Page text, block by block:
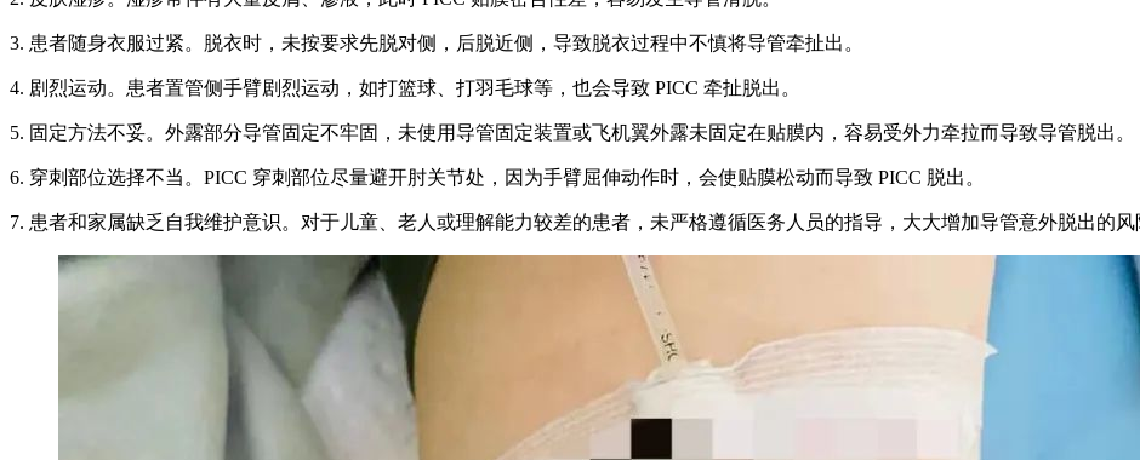
3. 患者随身衣服过紧。脱衣时，未按要求先脱对侧，后脱近侧，导致脱衣过程中不慎将导管牵扯出。
4. 剧烈运动。患者置管侧手臂剧烈运动，如打篮球、打羽毛球等，也会导致 PICC 牵扯脱出。
5. 固定方法不妥。外露部分导管固定不牢固，未使用导管固定装置或飞机翼外露未固定在贴膜内，容易受外力牵拉而导致导管脱出。
6. 穿刺部位选择不当。PICC 穿刺部位尽量避开肘关节处，因为手臂屈伸动作时，会使贴膜松动而导致 PICC 脱出。
7. 患者和家属缺乏自我维护意识。对于儿童、老人或理解能力较差的患者，未严格遵循医务人员的指导，大大增加导管意外脱出的风